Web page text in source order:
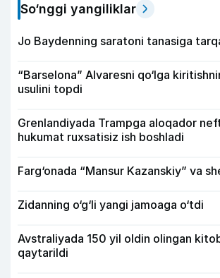
So‘nggi yangiliklar
Jo Baydenning saratoni tanasiga
“Barselona” Alvaresni qo‘lga
usulini topdi
Grenlandiyada Trampga aloqador
hukumat ruxsatisiz ish boshladi
Farg‘onada “Mansur Kazanskiy” va
Zidanning o‘g‘li yangi jamoaga o‘tdi
Avstraliyada 150 yil oldin olingan
qaytarildi